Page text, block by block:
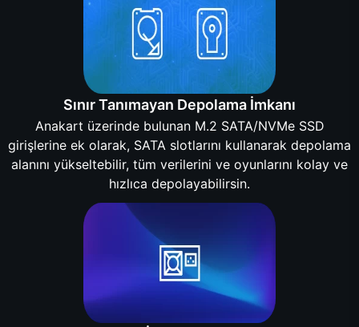
Sınır Tanımayan Depolama İmkanı
Anakart üzerinde bulunan M.2 SATA/NVMe SSD
girişlerine ek olarak, SATA slotlarını kullanarak depolama
alanını yükseltebilir, tüm verilerini ve oyunlarını kolay ve
hızlıca depolayabilirsin.